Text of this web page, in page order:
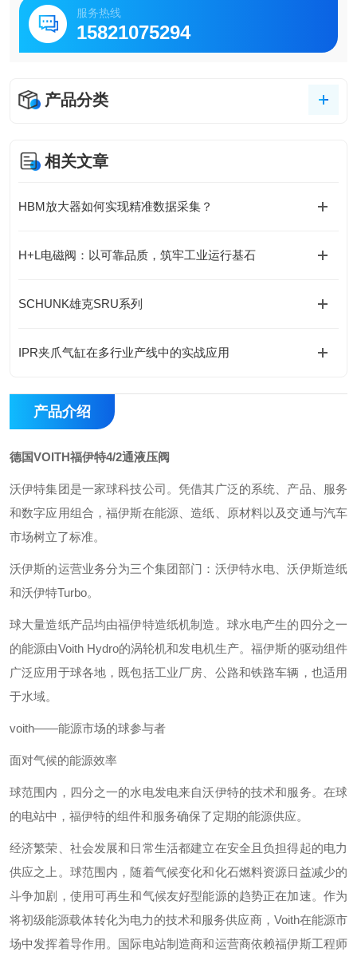
服务热线
15821075294
产品分类
相关文章
HBM放大器如何实现精准数据采集？
H+L电磁阀：以可靠品质，筑牢工业运行基石
SCHUNK雄克SRU系列
IPR夹爪气缸在多行业产线中的实战应用
产品介绍
德国VOITH福伊特4/2通液压阀
沃伊特集团是一家球科技公司。凭借其广泛的系统、产品、服务
和数字应用组合，福伊斯在能源、造纸、原材料以及交通与汽车
市场树立了标准。
沃伊斯的运营业务分为三个集团部门：沃伊特水电、沃伊斯造纸
和沃伊特Turbo。
球大量造纸产品均由福伊特造纸机制造。球水电产生的四分之一
的能源由Voith Hydro的涡轮机和发电机生产。福伊斯的驱动组件
广泛应用于球各地，既包括工业厂房、公路和铁路车辆，也适用
于水域。
voith——能源市场的球参与者
面对气候的能源效率
球范围内，四分之一的水电发电来自沃伊特的技术和服务。在球
的电站中，福伊特的组件和服务确保了定期的能源供应。
经济繁荣、社会发展和日常生活都建立在安全且负担得起的电力
供应之上。球范围内，随着气候变化和化石燃料资源日益减少的
斗争加剧，使用可再生和气候友好型能源的趋势正在加速。作为
将初级能源载体转化为电力的技术和服务供应商，Voith在能源市
场中发挥着导作用。国际电站制造商和运营商依赖福伊斯工程师